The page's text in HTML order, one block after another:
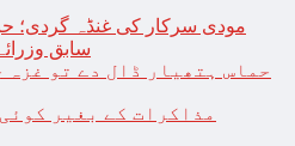
مودی سرکار کی غنڈہ گردی؛
سابق
حماس ہتھیار ڈال دے تو غزہ
مذاکرات کے بغیر